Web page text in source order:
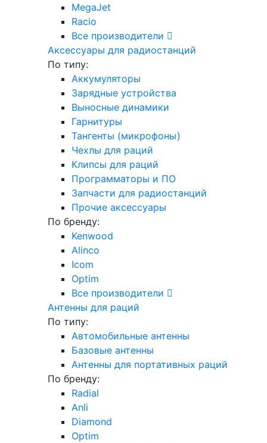
MegaJet
Racio
Все производители
Аксессуары для радиостанций
По типу:
Аккумуляторы
Зарядные устройства
Выносные динамики
Гарнитуры
Тангенты (микрофоны)
Чехлы для раций
Клипсы для раций
Программаторы и ПО
Запчасти для радиостанций
Прочие аксессуары
По бренду:
Kenwood
Alinco
Icom
Optim
Все производители
Антенны для раций
По типу:
Автомобильные антенны
Базовые антенны
Антенны для портативных раций
По бренду:
Radial
Anli
Diamond
Optim